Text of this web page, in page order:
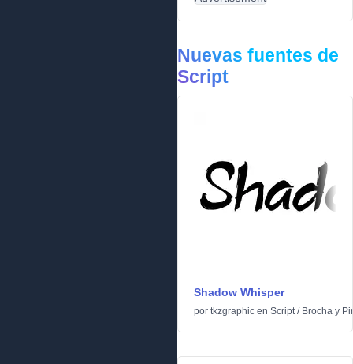
Nuevas fuentes de
Script
Shadow Whisper
por tkzgraphic en Script/ Brocha y